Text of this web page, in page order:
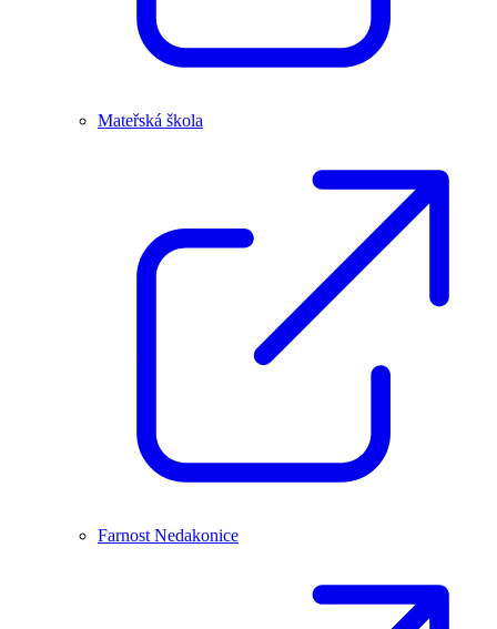
Mateřská škola
Farnost Nedakonice